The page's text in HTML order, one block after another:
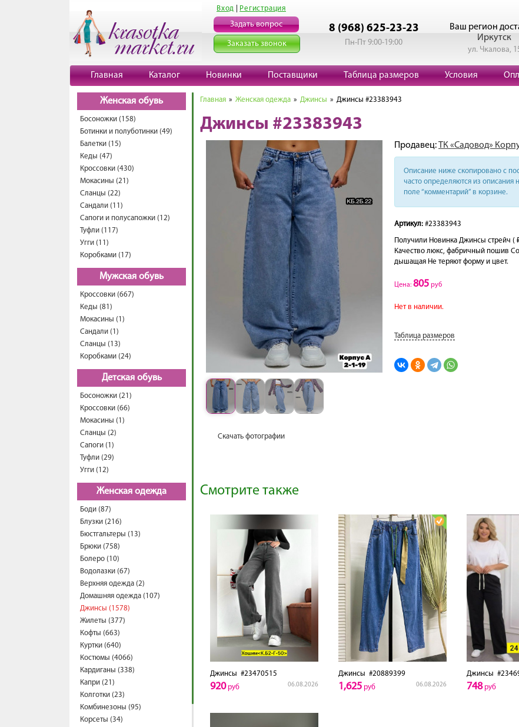
Вход Регистрация
Задать вопрос
Заказать звонок
8 (968) 625-23-23
Пн-Пт 9:00-19:00
Ваш регион
Иркутск
ул. Чкалова,
Главная Каталог Новинки Поставщики Таблица размеров Условия
Женская обувь
Босоножки (158)
Ботинки и полуботинки (49)
Балетки (15)
Кеды (47)
Кроссовки (430)
Мокасины (21)
Сланцы (22)
Сандали (11)
Сапоги и полусапожки (12)
Туфли (117)
Угги (11)
Коробками (17)
Мужская обувь
Кроссовки (667)
Кеды (81)
Мокасины (1)
Сандали (1)
Сланцы (13)
Коробками (24)
Детская обувь
Босоножки (21)
Кроссовки (66)
Мокасины (1)
Сланцы (2)
Сапоги (1)
Туфли (29)
Угги (12)
Женская одежда
Боди (87)
Блузки (216)
Бюстгальтеры (13)
Брюки (758)
Болеро (10)
Водолазки (67)
Верхняя одежда (2)
Домашняя одежда (107)
Джинсы (1578)
Жилеты (377)
Кофты (663)
Куртки (640)
Костюмы (4066)
Кардиганы (338)
Капри (21)
Колготки (23)
Комбинезоны (95)
Корсеты (34)
Главная » Женская одежда » Джинсы » Джинсы #23383943
Джинсы #23383943
Скачать фотографии
Продавец:ТК «Садовод»
Описание ниже скопировано с
часто определяются из
поле “комментарий” в корзине.
Артикул: #23383943
Получили Новинка Джинсы стрейч (
Качество люкс, фабричный пошив
дышащая Не теряют форму и цвет.
Цена: 805 руб
Нет в наличии.
Таблица размеров
Смотрите также
Джинсы #23470515
06.08.2026
920руб
Джинсы #20889399
06.08.2026
1,625руб
Джинсы
748руб